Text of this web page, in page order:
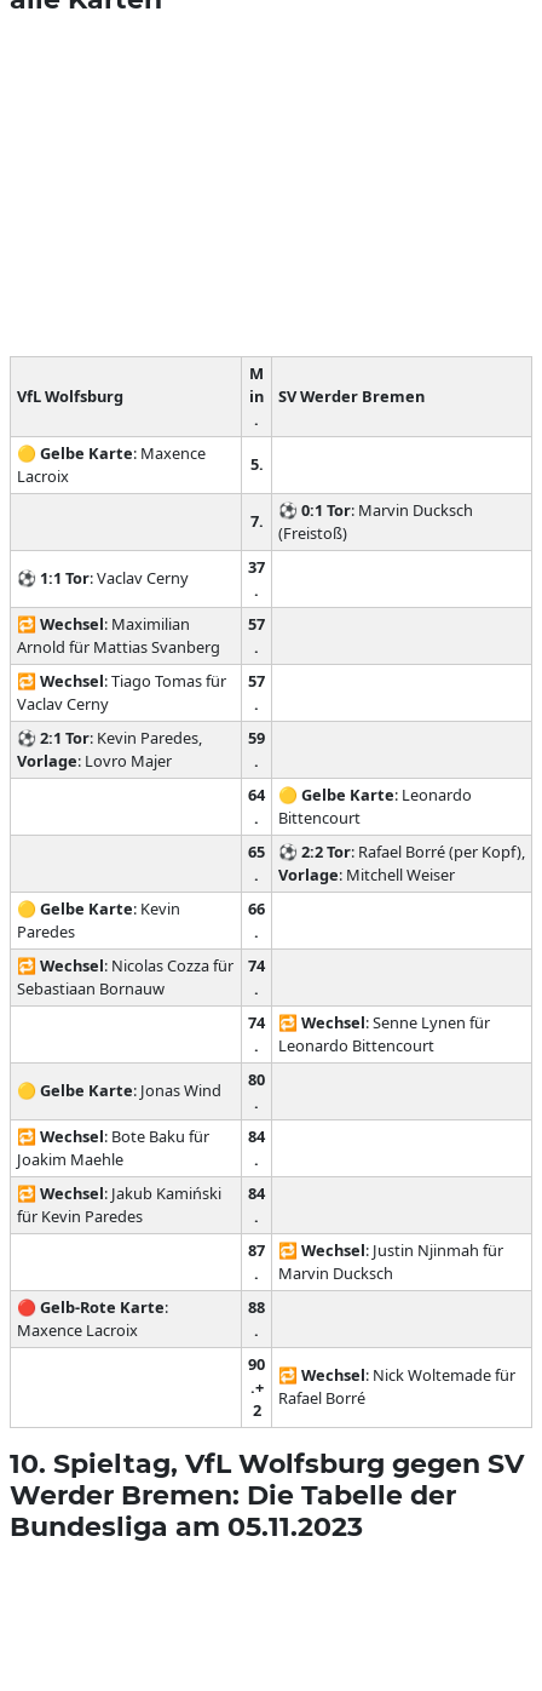
VfL Wolfsburg
M
in
.
SV Werder Bremen
🟡 Gelbe Karte: Maxence
Lacroix
5.
7. ⚽ 0:1 Tor: Marvin Ducksch
(Freistoß)
⚽ 1:1 Tor: Vaclav Cerny
37
.
🔁 Wechsel: Maximilian
Arnold für Mattias Svanberg
57
.
🔁 Wechsel: Tiago Tomas für
Vaclav Cerny
57
.
⚽ 2:1 Tor: Kevin Paredes,
Vorlage: Lovro Majer
59
.
64
.
🟡 Gelbe Karte: Leonardo
Bittencourt
65
.
⚽ 2:2Tor: Rafael Borré (per Kopf),
Vorlage: Mitchell Weiser
🟡 Gelbe Karte: Kevin
Paredes
66
.
🔁 Wechsel: Nicolas Cozza für
Sebastiaan Bornauw
74
.
74
.
🔁 Wechsel: Senne Lynen für
Leonardo Bittencourt
🟡 Gelbe Karte: Jonas Wind
80
.
🔁 Wechsel: Bote Baku für
Joakim Maehle
84
.
🔁 Wechsel: Jakub Kamiński
für Kevin Paredes
84
.
87
.
🔁 Wechsel: Justin Njinmah für
Marvin Ducksch
🔴 Gelb-Rote Karte:
Maxence Lacroix
88
.
90
.+
2
🔁 Wechsel: Nick Woltemade für
Rafael Borré
10. Spieltag, VfL Wolfsburg gegen SV
Werder Bremen: Die Tabelle der
Bundesliga am 05.11.2023